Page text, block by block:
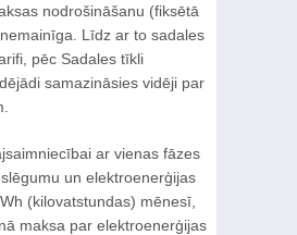
nodrošināšanu (fiksētā
Līdz ar to sadales
pēc Sadales tīkli
samazināsies vidēji par
ar vienas fāzes
un elektroenerģijas
(kilovatstundas) mēnesī,
maksa par elektroenerģijas